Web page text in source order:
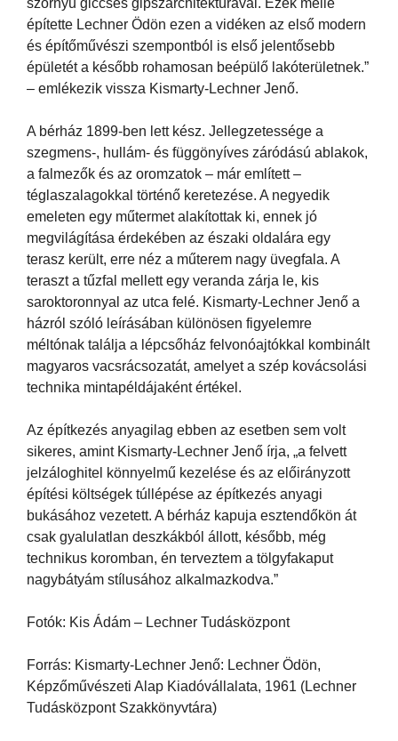
építette Lechner Ödön ezen a vidéken az első modern
és építőművészi szempontból is első jelentősebb
épületét a később rohamosan beépülő lakóterületnek.”
– emlékezik vissza Kismarty-Lechner Jenő.
A bérház 1899-ben lett kész. Jellegzetessége a
szegmens-, hullám- és függönyíves záródású ablakok,
a falmezők és az oromzatok – már említett –
téglaszalagokkal történő keretezése. A negyedik
emeleten egy műtermet alakítottak ki, ennek jó
megvilágítása érdekében az északi oldalára egy
terasz került, erre néz a műterem nagy üvegfala. A
teraszt a tűzfal mellett egy veranda zárja le, kis
saroktoronnyal az utca felé. Kismarty-Lechner Jenő a
házról szóló leírásában különösen figyelemre
méltónak találja a lépcsőház felvonóajtókkal kombinált
magyaros vacsrácsozatát, amelyet a szép kovácsolási
technika mintapéldájaként értékel.
Az építkezés anyagilag ebben az esetben sem volt
sikeres, amint Kismarty-Lechner Jenő írja, „a felvett
jelzáloghitel könnyelmű kezelése és az előirányzott
építési költségek túllépése az építkezés anyagi
bukásához vezetett. A bérház kapuja esztendőkön át
csak gyalulatlan deszkákból állott, később, még
technikus koromban, én terveztem a tölgyfakaput
nagybátyám stílusához alkalmazkodva.”
Fotók: Kis Ádám – Lechner Tudásközpont
Forrás: Kismarty-Lechner Jenő: Lechner Ödön,
Képzőművészeti Alap Kiadóvállalata, 1961 (Lechner
Tudásközpont Szakkönyvtára)